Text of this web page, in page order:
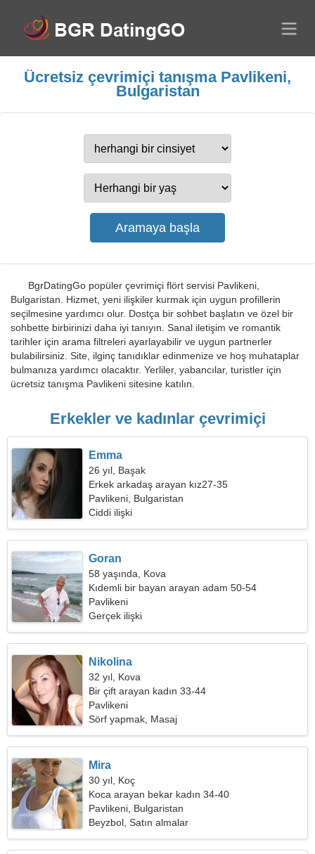
Ücretsiz çevrimiçi tanışma Pavlikeni,
Bulgaristan
BgrDatingGo popüler çevrimiçi flört servisi Pavlikeni,
Bulgaristan. Hizmet, yeni ilişkiler kurmak için uygun profillerin
seçilmesine yardımcı olur. Dostça bir sohbet başlatın ve özel bir
sohbette birbirinizi daha iyi tanıyın. Sanal iletişim ve romantik
tarihler için arama filtreleri ayarlayabilir ve uygun partnerler
bulabilirsiniz. Site, ilginç tanıdıklar edinmenize ve hoş muhataplar
bulmanıza yardımcı olacaktır. Yerliler, yabancılar, turistler için
ücretsiz tanışma Pavlikeni sitesine katılın.
Erkekler ve kadınlar çevrimiçi
Emma
26 yıl, Başak
Erkek arkadaş arayan kız27-35
Pavlikeni, Bulgaristan
Ciddi ilişki
Goran
58 yaşında, Kova
Kıdemli bir bayan arayan adam 50-54
Pavlikeni
Gerçek ilişki
Nikolina
32 yıl, Kova
Bir çift arayan kadın 33-44
Pavlikeni
Sörf yapmak, Masaj
Mira
30 yıl, Koç
Koca arayan bekar kadın 34-40
Pavlikeni, Bulgaristan
Beyzbol, Satın almalar